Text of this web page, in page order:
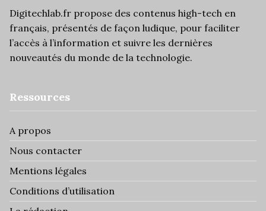
Digitechlab.fr propose des contenus high-tech en
français, présentés de façon ludique, pour faciliter
l’accès à l’information et suivre les dernières
nouveautés du monde de la technologie.
Ressources
A propos
Nous contacter
Mentions légales
Conditions d’utilisation